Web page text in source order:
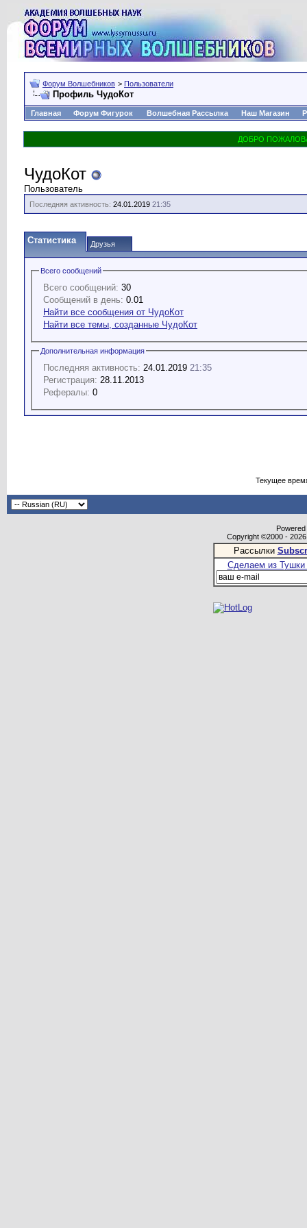
Форум Волшебников > Пользователи
Профиль ЧудоКот
Главная Форум Фигурок Волшебная Рассылка Наш Магазин
ЧудоКот
Пользователь
Последняя активность: 24.01.2019 21:35
Статистика Друзья
Всего сообщений
Всего сообщений: 30
Сообщений в день: 0.01
Найти все сообщения от ЧудоКот
Найти все темы, созданные ЧудоКот
Дополнительная информация
Последняя активность: 24.01.2019 21:35
Регистрация: 28.11.2013
Рефералы: 0
Текущее
Copyright ©2000 -
Рассылки
Сделаем из Тушки